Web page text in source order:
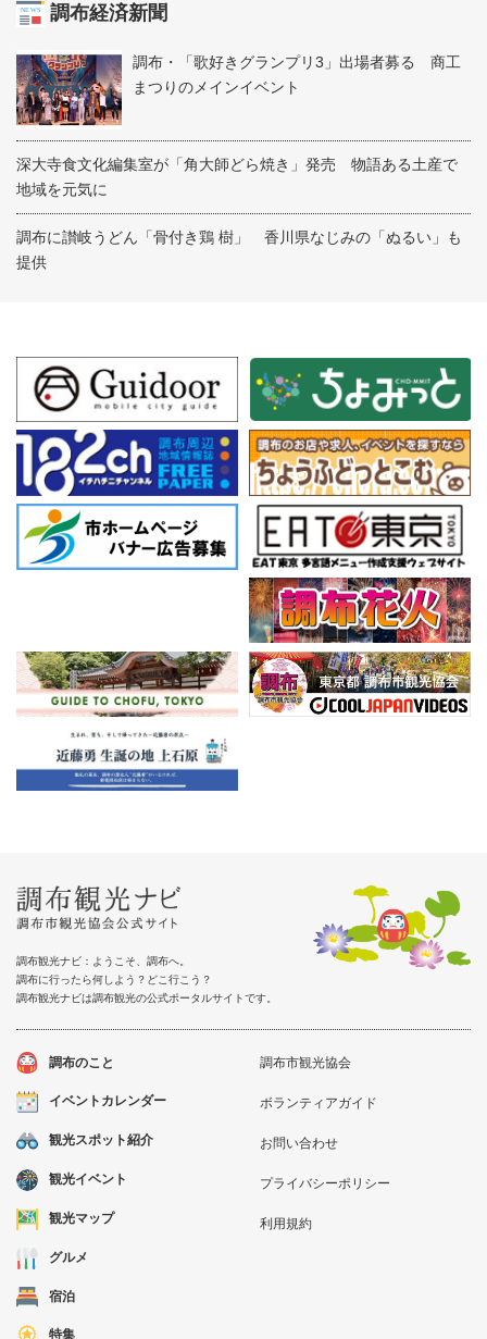
調布経済新聞
調布・「歌好きグランプリ3」出場者募る 商工
まつりのメインイベント
深大寺食文化編集室が「角大師どら焼き」発売 物語ある土産で
地域を元気に
調布に讃岐うどん「骨付き鶏 樹」 香川県なじみの「ぬるい」も
提供
調布観光ナビ：ようこそ、調布へ。
調布に行ったら何しよう？どこ行こう？
調布観光ナビは調布観光の公式ポータルサイトです。
調布のこと
イベントカレンダー
観光スポット紹介
観光イベント
観光マップ
グルメ
宿泊
特集
調布市観光協会
ボランティアガイド
お問い合わせ
プライバシーポリシー
利用規約